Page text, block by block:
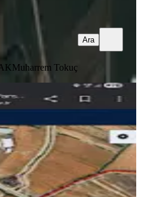
Muharrem Tokuç
Ara
Satlık 1912 M² Arsa
Onikişubat
m² 06.02.2026